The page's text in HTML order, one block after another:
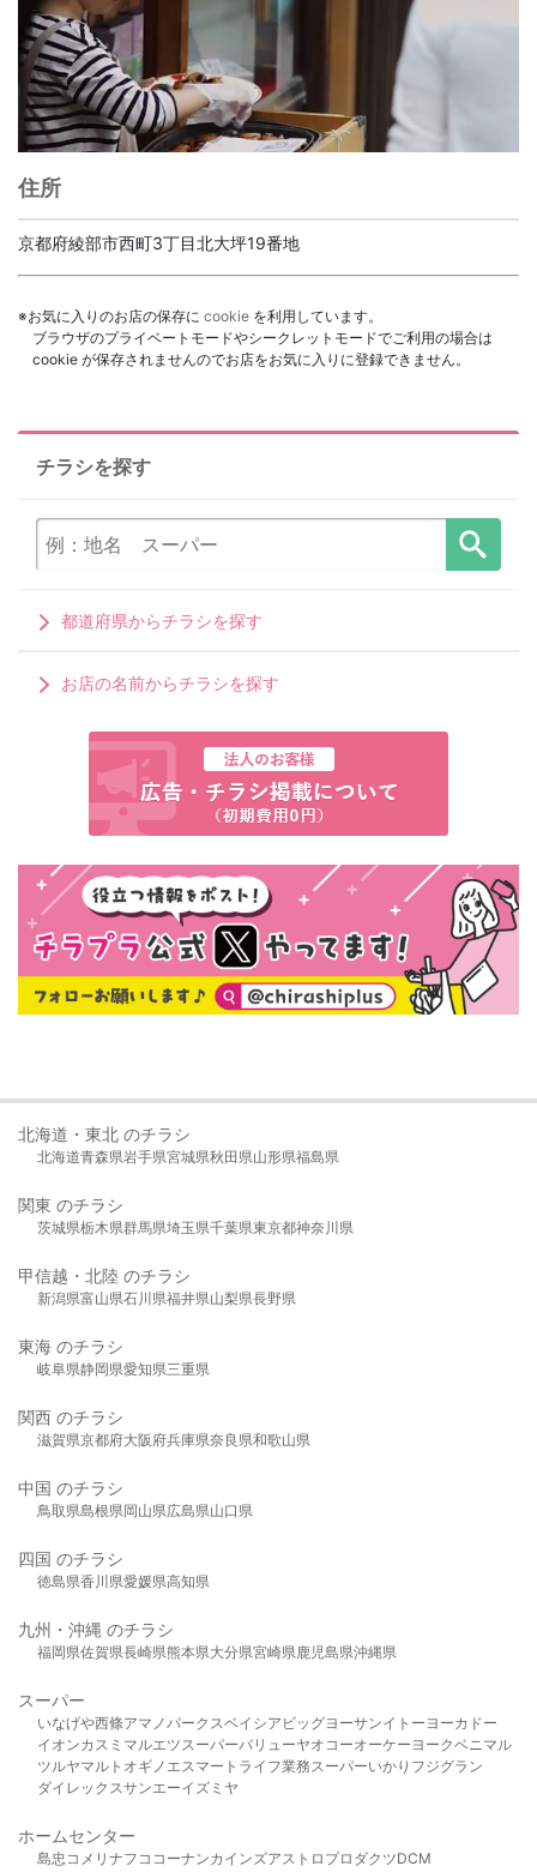
住所
京都府綾部市西町3丁目北大坪19番地
※お気に入りのお店の保存に cookie を利用しています。
ブラウザのプライベートモードやシークレットモードでご利用の場合は
cookie が保存されませんのでお店をお気に入りに登録できません。
チラシを探す
都道府県からチラシを探す
お店の名前からチラシを探す
北海道・東北 のチラシ
北海道青森県岩手県宮城県秋田県山形県福島県
関東 のチラシ
茨城県栃木県群馬県埼玉県千葉県東京都神奈川県
甲信越・北陸 のチラシ
新潟県富山県石川県福井県山梨県長野県
東海 のチラシ
岐阜県静岡県愛知県三重県
関西 のチラシ
滋賀県京都府大阪府兵庫県奈良県和歌山県
中国 のチラシ
鳥取県島根県岡山県広島県山口県
四国 のチラシ
徳島県香川県愛媛県高知県
九州・沖縄 のチラシ
福岡県佐賀県長崎県熊本県大分県宮崎県鹿児島県沖縄県
スーパー
いなげや西條アマノパークスベイシア ビッグヨーサンイトーヨーカドー
イオンカスミ マルエツスーパーバリューヤオコーオーケー ヨークベニマル
ツルヤマルト オギノ エスマート ライフ業務スーパーいかり フジグラン
ダイレックスサンエーイズミヤ
ホームセンター
島忠 コメリ ナフコ コーナンカインズアストロプロダクツDCM